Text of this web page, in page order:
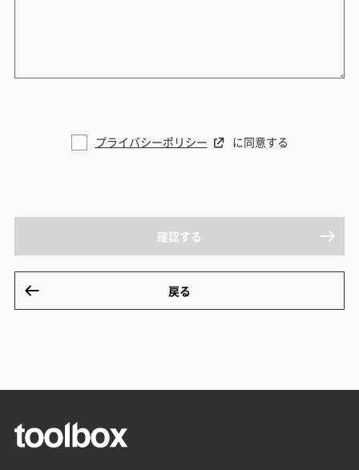
プライバシーポリシー に同意する
戻る
確認する